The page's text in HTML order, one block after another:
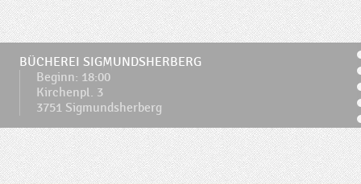
BÜCHEREI SIGMUNDSHERBERG
Beginn: 18:00
Kirchenpl. 3
3751 Sigmundsherberg